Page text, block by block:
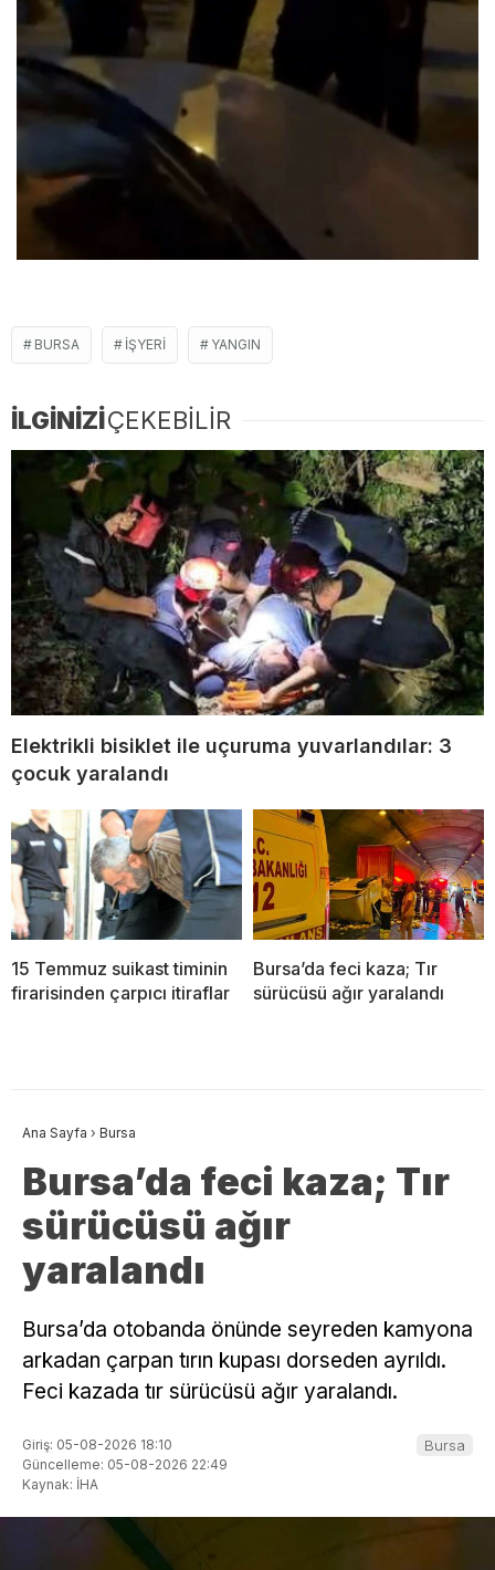
BURSA IŞYERI YANGIN
İLGİNİZİÇEKEBİLİR
Elektrikli bisiklet ile uçuruma yuvarlandılar: 3
çocuk yaralandı
15 Temmuz suikast timinin
firarisinden çarpıcı itiraflar
Bursa’da feci kaza; Tır
sürücüsü ağır yaralandı
Ana Sayfa › Bursa
Bursa’da feci kaza; Tır
sürücüsü ağır
yaralandı
Bursa’da otobanda önünde seyreden kamyona
arkadan çarpan tırın kupası dorseden ayrıldı.
Feci kazada tır sürücüsü ağır yaralandı.
Giriş: 05-08-2026 18:10
Güncelleme: 05-08-2026 22:49
Kaynak: İHA
Bursa